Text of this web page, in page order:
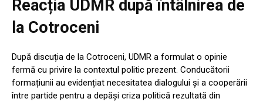
Reacția UDMR după întâlnirea de
la Cotroceni
După discuția de la Cotroceni, UDMR a formulat o opinie
fermă cu privire la contextul politic prezent. Conducătorii
formațiunii au evidențiat necesitatea dialogului și a cooperării
între partide pentru a depăși criza politică rezultată din